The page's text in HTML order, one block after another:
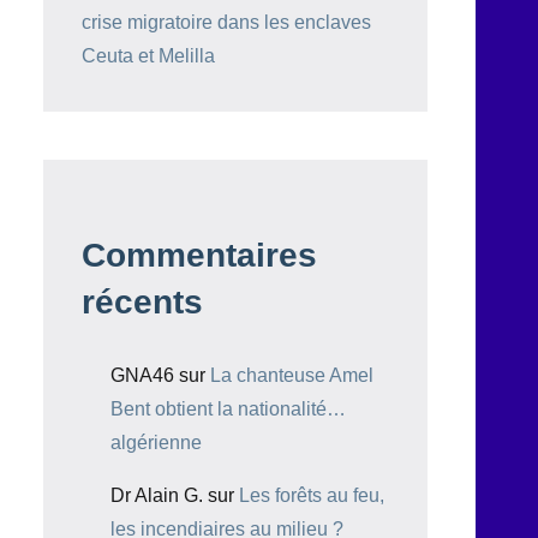
crise migratoire dans les enclaves
Ceuta et Melilla
Commentaires
récents
GNA46 sur La chanteuse Amel
Bent obtient la nationalité…
algérienne
Dr Alain G. sur Les forêts au feu,
les incendiaires au milieu ?